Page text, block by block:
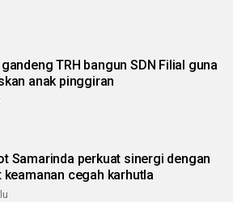
TRH bangun SDN Filial guna
anak pinggiran
Samarinda perkuat sinergi dengan
keamanan cegah karhutla